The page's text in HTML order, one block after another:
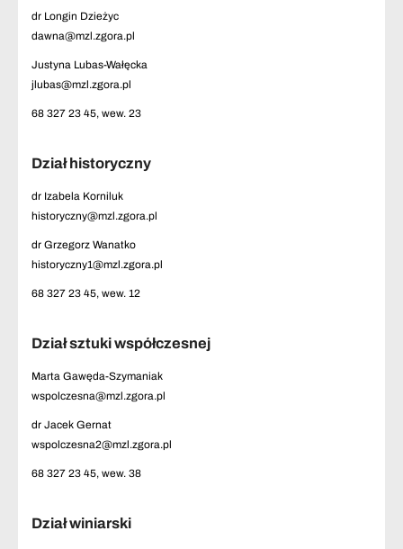
dr Longin Dzieżyc
dawna@mzl.zgora.pl
Justyna Lubas-Wałęcka
jlubas@mzl.zgora.pl
68 327 23 45, wew. 23
Dział historyczny
dr Izabela Korniluk
historyczny@mzl.zgora.pl
dr Grzegorz Wanatko
historyczny1@mzl.zgora.pl
68 327 23 45, wew. 12
Dział sztuki współczesnej
Marta Gawęda-Szymaniak
wspolczesna@mzl.zgora.pl
dr Jacek Gernat
wspolczesna2@mzl.zgora.pl
68 327 23 45, wew. 38
Dział winiarski